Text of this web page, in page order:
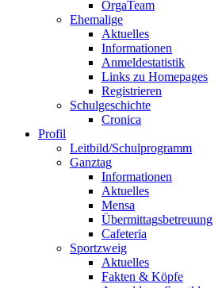
OrgaTeam
Ehemalige
Aktuelles
Informationen
Anmeldestatistik
Links zu Homepages
Registrieren
Schulgeschichte
Cronica
Profil
Leitbild/Schulprogramm
Ganztag
Informationen
Aktuelles
Mensa
Übermittagsbetreuung
Cafeteria
Sportzweig
Aktuelles
Fakten & Köpfe